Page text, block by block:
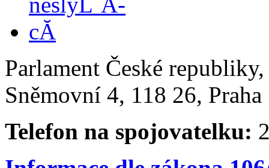
Parlament České
Sněmovní 4, 118 26,
Telefon na spojovatelku: